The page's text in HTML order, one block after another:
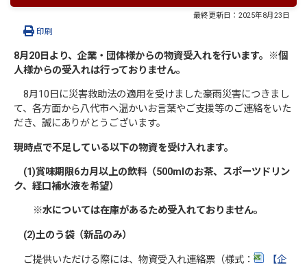
最終更新日： 2025年8月23日
印刷
8月20日より、企業・団体様からの物資受入れを行います。※個
人様からの受入れは行っておりません。
8月10日に災害救助法の適用を受けました豪雨災害につきまし
て、各方面から八代市へ温かいお言葉やご支援等のご連絡をいた
だき、誠にありがとうございます。
現時点で不足している以下の物資を受け入れます。
(1)賞味期限6カ月以上の飲料（500mlのお茶、スポーツドリン
ク、経口補水液を希望）
※水については在庫があるため受入れておりません。
(2)土のう袋（新品のみ）
ご提供いただける際には、物資受入れ連絡票（様式：
【企